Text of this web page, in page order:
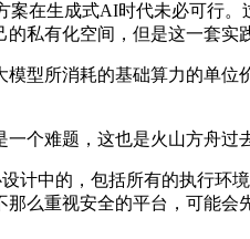
生成式AI时代未必可行。
私有化空间，但是这一套实
所消耗的基础算力的单位
难题，这也是火山方舟过
中的，包括所有的执行环
么重视安全的平台，可能